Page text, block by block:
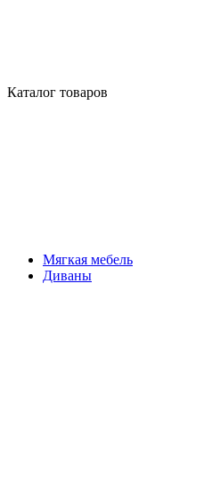
Каталог товаров
Мягкая мебель
Диваны